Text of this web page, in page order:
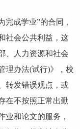
成学业”的合同，
社会公共利益，这
、人力资源和社会
理办法(试行)》，校
转发错误观点，或
在不按照正常出勤
业和论文的服务，